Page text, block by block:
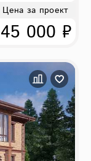
Цена за проект
45 000 ₽